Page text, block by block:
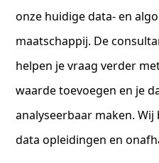
onze huidige data- en
maatschappij. De
helpen je vraag verder
waarde toevoegen en je
analyseerbaar maken.
data opleidingen en